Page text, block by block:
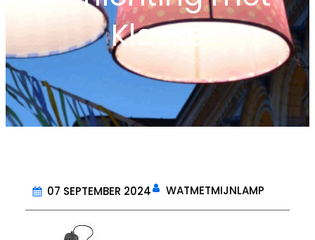
Klasse
07 SEPTEMBER 2024 WATMETMIJNLAMP